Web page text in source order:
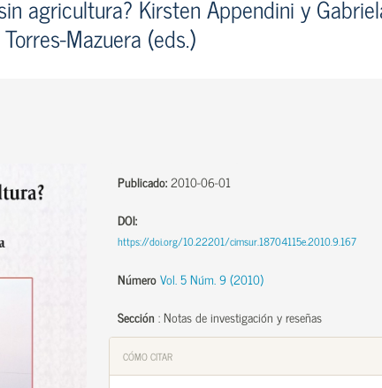
agricultura? Kirsten Appendini y
Torres-Mazuera (eds.)
Publicado:2010-06-01
DOI:
https://doi.org/10.22201/cimsur.18704115e.2010.9.167
NúmeroVol. 5 Núm. 9 (2010)
Sección :Notas de investigación y reseñas
CÓMO CITAR